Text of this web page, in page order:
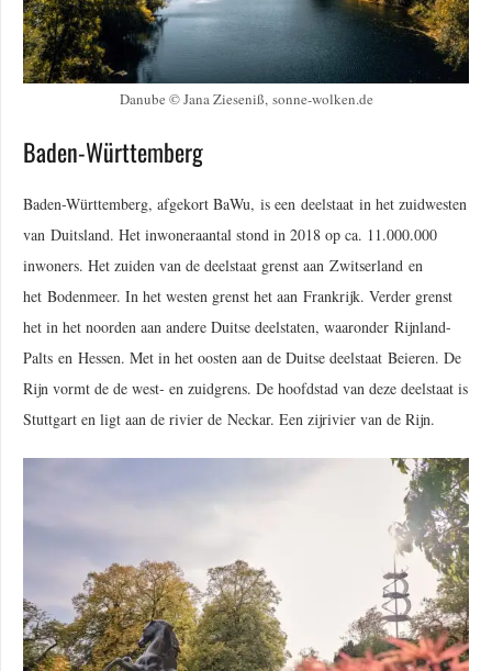
Danube © Jana Zieseniß, sonne-wolken.de
Baden-Württemberg
Baden-Württemberg, afgekort BaWu, is een deelstaat in het zuidwesten
van Duitsland. Het inwoneraantal stond in 2018 op ca. 11.000.000
inwoners. Het zuiden van de deelstaat grenst aan Zwitserland en
het Bodenmeer. In het westen grenst het aan Frankrijk. Verder grenst
het in het noorden aan andere Duitse deelstaten, waaronder Rijnland-
Palts en Hessen. Met in het oosten aan de Duitse deelstaat Beieren. De
Rijn vormt de de west- en zuidgrens. De hoofdstad van deze deelstaat is
Stuttgart en ligt aan de rivier de Neckar. Een zijrivier van de Rijn.